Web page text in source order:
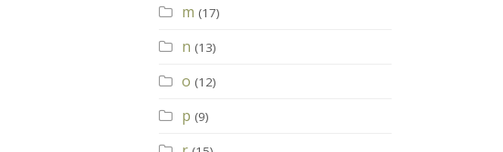
m (17)
n (13)
o (12)
p (9)